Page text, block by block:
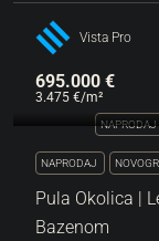
Vista Pro
NAPRODAJ
695.000 €
3.475 €/m²
NAPRODAJ
Pula Okolica |
Bazenom